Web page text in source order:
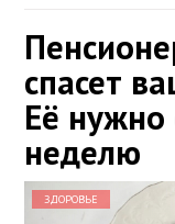
спасет
Её
неделю
ЗДОРОВЬЕ